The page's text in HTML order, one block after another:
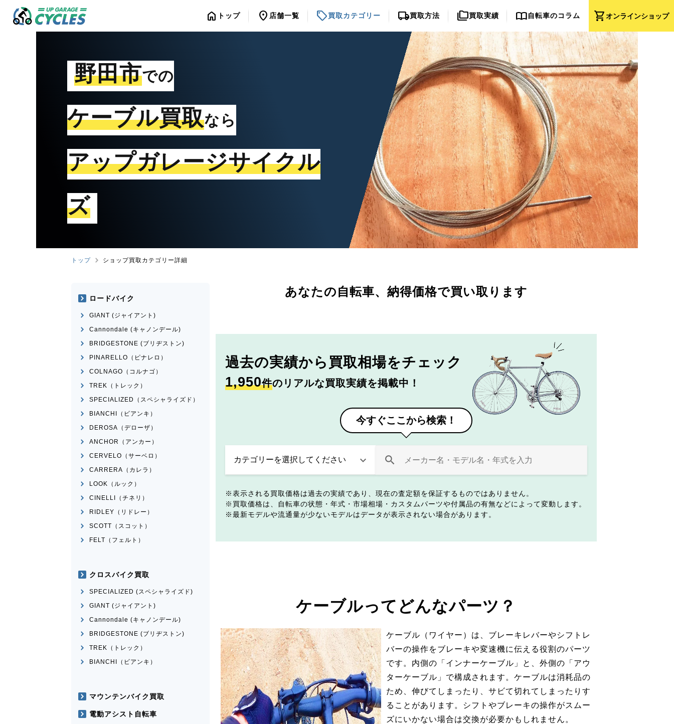
shopping_cartオンラインショップ
home トップ location_on 店舗一覧 sell買取カテゴリー local_shipping買取方法 folder_copy買取実績 import_contacts自転車のコラム
野田市での
ケーブル買取なら
アップガレージサイクル
ズ
トップ ショップ買取カテゴリー詳細
あなたの自転車、 納得価格で買い取ります
過去の実績から 買取相場をチェック
1,950件のリアルな買取実績を掲載中！
今すぐここから検索！
表示される買取価格は過去の実績であり、現在の査定額を保証するものではありません。
買取価格は、自転車の状態・年式・市場相場・カスタムパーツや付属品の有無などによって変動します。
最新モデルや流通量が少ないモデルはデータが表示されない場合があります。
ケーブルってどんなパーツ？
ケーブル（ワイヤー）は、ブレーキレバーやシフトレ
バーの操作をブレーキや変速機に伝える役割のパーツ
です。内側の「インナーケーブル」と、外側の「アウ
ターケーブル」で構成されます。ケーブルは消耗品の
ため、伸びてしまったり、サビて切れてしまったりす
ることがあります。シフトやブレーキの操作がスムー
ズにいかない場合は交換が必要かもしれません。
ロードバイク
GIANT (ジャイアント)
Cannondale (キャノンデール)
BRIDGESTONE (ブリヂストン)
PINARELLO（ピナレロ）
COLNAGO（コルナゴ）
TREK（トレック）
SPECIALIZED（スペシャライズド）
BIANCHI（ビアンキ）
DEROSA（デローザ）
ANCHOR（アンカー）
CERVELO（サーベロ）
CARRERA（カレラ）
LOOK（ルック）
CINELLI（チネリ）
RIDLEY（リドレー）
SCOTT（スコット）
FELT（フェルト）
クロスバイク買取
SPECIALIZED (スペシャライズド)
GIANT (ジャイアント)
Cannondale (キャノンデール)
BRIDGESTONE (ブリヂストン)
TREK（トレック）
BIANCHI（ビアンキ）
マウンテンバイク買取
電動アシスト自転車